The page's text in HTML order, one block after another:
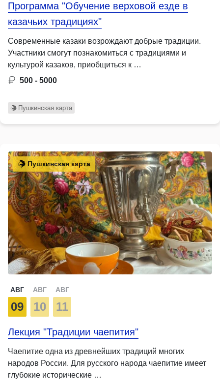
Программа "Обучение верховой езде в
казачьих традициях"
Современные казаки возрождают добрые традиции.
Участники смогут познакомиться с традициями и
культурой казаков, приобщиться к …
500 - 5000
Пушкинская карта
Пушкинская карта
АВГ
09
АВГ
10
АВГ
11
Лекция "Традиции чаепития"
Чаепитие одна из древнейших традиций многих
народов России. Для русского народа чаепитие имеет
глубокие исторические …